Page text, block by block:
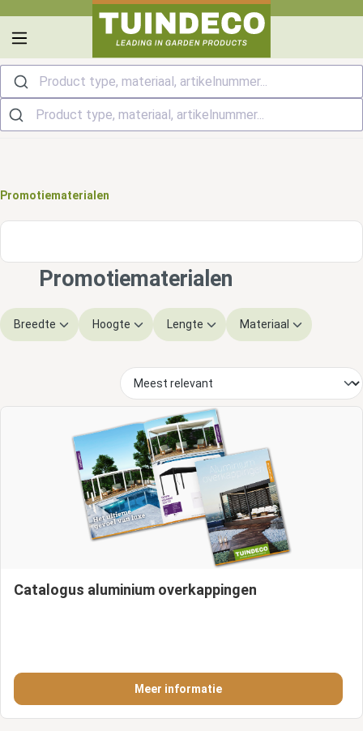
Product type, materiaal, artikelnummer...
Promotiematerialen
Promotiematerialen
Breedte Hoogte Lengte Materiaal
Catalogus aluminium overkappingen
Meer informatie